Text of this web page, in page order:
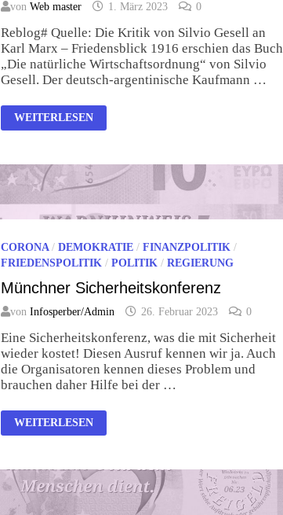
von Web master 1. März 2023 0
Reblog# Quelle: Die Kritik von Silvio Gesell an
Karl Marx – Friedensblick 1916 erschien das Buch
„Die natürliche Wirtschaftsordnung“ von Silvio
Gesell. Der deutsch-argentinische Kaufmann …
DIE
KRITIK
AN
KARL
MARX
WEITERLESEN
CORONA/ DEMOKRATIE/ FINANZPOLITIK/
FRIEDENSPOLITIK/ POLITIK/ REGIERUNG
Münchner Sicherheitskonferenz
von Infosperber/Admin 26. Februar 2023 0
Eine Sicherheitskonferenz, was die mit Sicherheit
wieder kostet! Diesen Ausruf kennen wir ja. Auch
die Organisatoren kennen dieses Problem und
brauchen daher Hilfe bei der …
MÜNCHNER
SICHERHEITSKONFERENZ
WEITERLESEN